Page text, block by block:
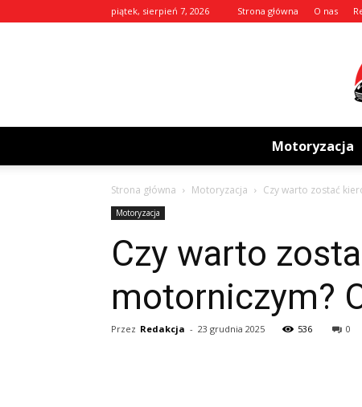
piątek, sierpień 7, 2026 Strona główna O nas
Motoryzacja
Strona główna Motoryzacja Czy warto zostać
Motoryzacja
Czy warto
motorniczym?
Przez Redakcja - 23 grudnia 2025 536 0